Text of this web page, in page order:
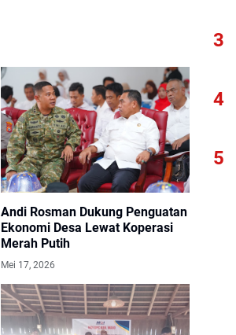
Andi Rosman Dukung Penguatan
Ekonomi Desa Lewat Koperasi
Merah Putih
Mei 17, 2026